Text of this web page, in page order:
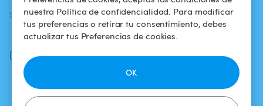
nuestra Política de confidencialidad. Para modificar
tus preferencias o retirar tu consentimiento, debes
actualizar tus Preferencias de cookies.
OK
SÍGUENOS
Facebook
Instagram
DESCARGAR LA APP